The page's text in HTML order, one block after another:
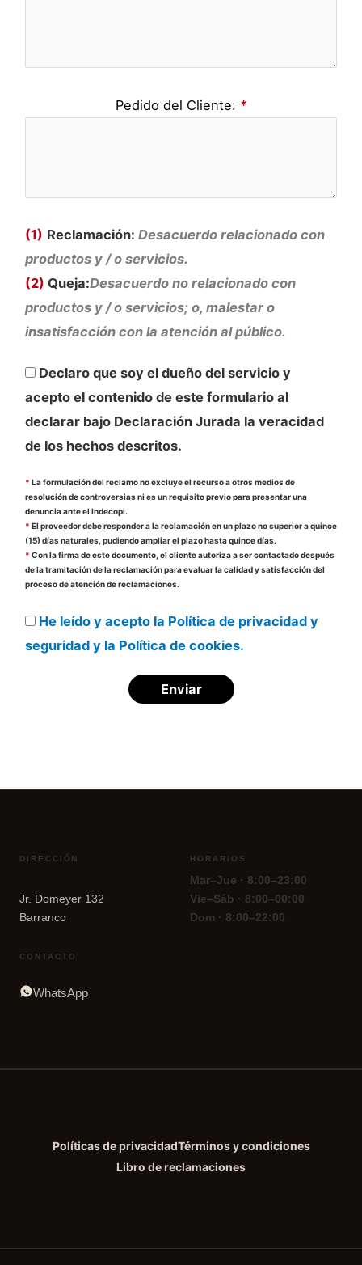
Pedido del Cliente: *
(1) Reclamación: Desacuerdo relacionado con
productos y / o servicios.
(2) Queja:Desacuerdo no relacionado con
productos y / o servicios; o, malestar o
insatisfacción con la atención al público.
Declaro que soy el dueño del servicio y
acepto el contenido de este formulario al
declarar bajo Declaración Jurada la veracidad
de los hechos descritos.
* La formulación del reclamo no excluye el recurso a otros medios de
resolución de controversias ni es un requisito previo para presentar una
denuncia ante el Indecopi.
* El proveedor debe responder a la reclamación en un plazo no superior a quince
(15) días naturales, pudiendo ampliar el plazo hasta quince días.
* Con la firma de este documento, el cliente autoriza a ser contactado después
de la tramitación de la reclamación para evaluar la calidad y satisfacción del
proceso de atención de reclamaciones.
He leído y acepto la Política de privacidad y
seguridad y la Política de cookies.
DIRECCIÓN
Jr. Domeyer 132
Barranco
HORARIOS
Mar–Jue · 8:00–23:00
Vie–Sáb · 8:00–00:00
Dom · 8:00–22:00
CONTACTO
WhatsApp
Políticas de privacidadTérminos y condiciones
Libro de reclamaciones